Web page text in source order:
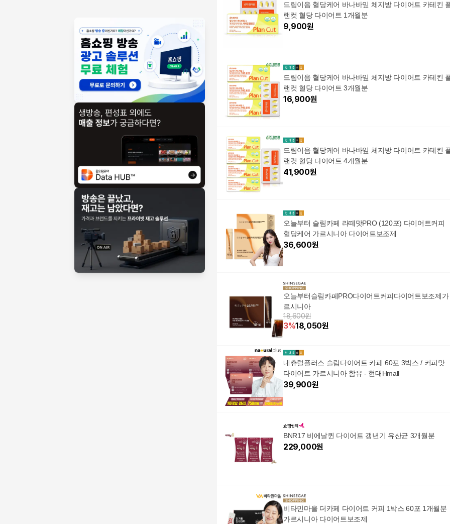
드림이음 혈당케어 바나바잎 체지방 다이어트 카테킨
랜컷 혈당 다이어트 1개월분
9,900원
드림이음 혈당케어 바나바잎 체지방 다이어트 카테킨
랜컷 혈당 다이어트 3개월분
16,900원
드림이음 혈당케어 바나바잎 체지방 다이어트 카테킨
랜컷 혈당 다이어트 4개월분
41,900원
오늘부터 슬림카페 라떼맛PRO (120포) 다이어트커피
혈당케어 가르시니아 다이어트보조제
36,600원
오늘부터슬림카페PRO다이어트커피다이어트보조제가
르시니아
18,600원
3%18,050원
내츄럴플러스 슬림다이어트 카페 60포 3박스 / 커피맛
다이어트 가르시니아 함유 - 현대Hmall
39,900원
BNR17 비에날퀸 다이어트 갱년기 유산균 3개월분
229,000원
비타민마을 더카페 다이어트 커피 1박스 60포 1개월분
가르시니아 다이어트보조제